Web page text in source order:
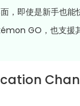
，即使是新手也能
GO，也支援